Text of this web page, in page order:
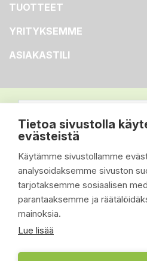
Tietoa sivustolla
evästeistä
Käytämme sivustollamme
analysoidaksemme sivuston
tarjotaksemme sosiaalisen
parantaaksemme ja
mainoksia.
Lue lisää
TUOTTEET
YRITYKSEMME
ASIAKASTILI